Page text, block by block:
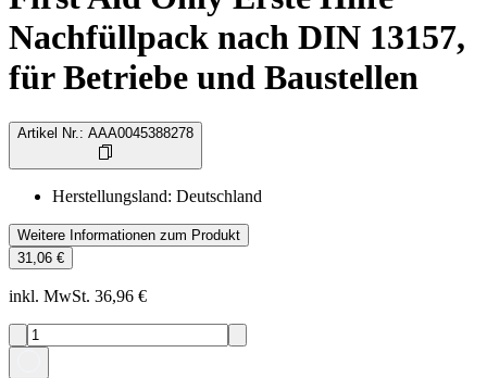
Nachfüllpack nach DIN 13157,
für Betriebe und Baustellen
Artikel Nr. : AAA0045388278
Herstellungsland: Deutschland
Weitere Informationen zum Produkt
31,06 €
inkl. MwSt. 36,96 €